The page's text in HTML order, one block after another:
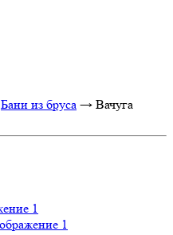
Бани из бруса → Вачуга